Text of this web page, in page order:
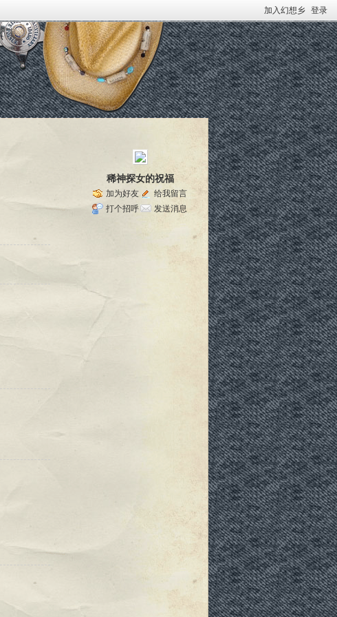
加入幻想乡 登录
稀神探女的祝福
加为好友
给我留言
打个招呼
发送消息